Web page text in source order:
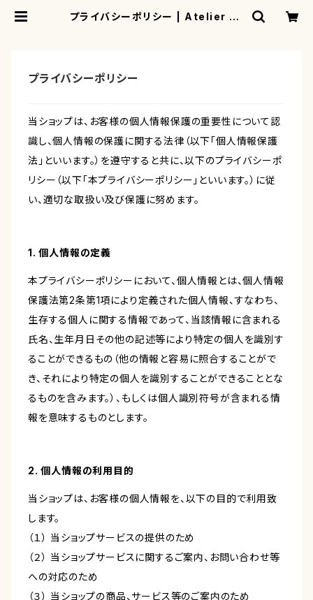
プライバシーポリシー | Atelier Or
プライバシーポリシー
当ショップは、お客様の個人情報保護の重要性について認
識し、個人情報の保護に関する法律（以下「個人情報保護
法」といいます。）を遵守すると共に、以下のプライバシーポ
リシー（以下「本プライバシーポリシー」といいます。）に従
い、適切な取扱い及び保護に努めます。
1. 個人情報の定義
本プライバシーポリシーにおいて、個人情報とは、個人情報
保護法第2条第1項により定義された個人情報、すなわち、
生存する個人に関する情報であって、当該情報に含まれる
氏名、生年月日その他の記述等により特定の個人を識別す
ることができるもの（他の情報と容易に照合することがで
き、それにより特定の個人を識別することができることとな
るものを含みます。）、もしくは個人識別符号が含まれる情
報を意味するものとします。
2. 個人情報の利用目的
当ショップは、お客様の個人情報を、以下の目的で利用致
します。
（１） 当ショップサービスの提供のため
（２） 当ショップサービスに関するご案内、お問い合わせ等
への対応のため
（３） 当ショップの商品、サービス等のご案内のため